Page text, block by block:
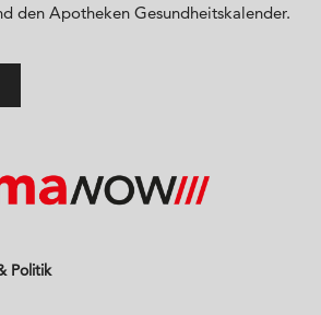
den Apotheken Gesundheitskalender.
Politik